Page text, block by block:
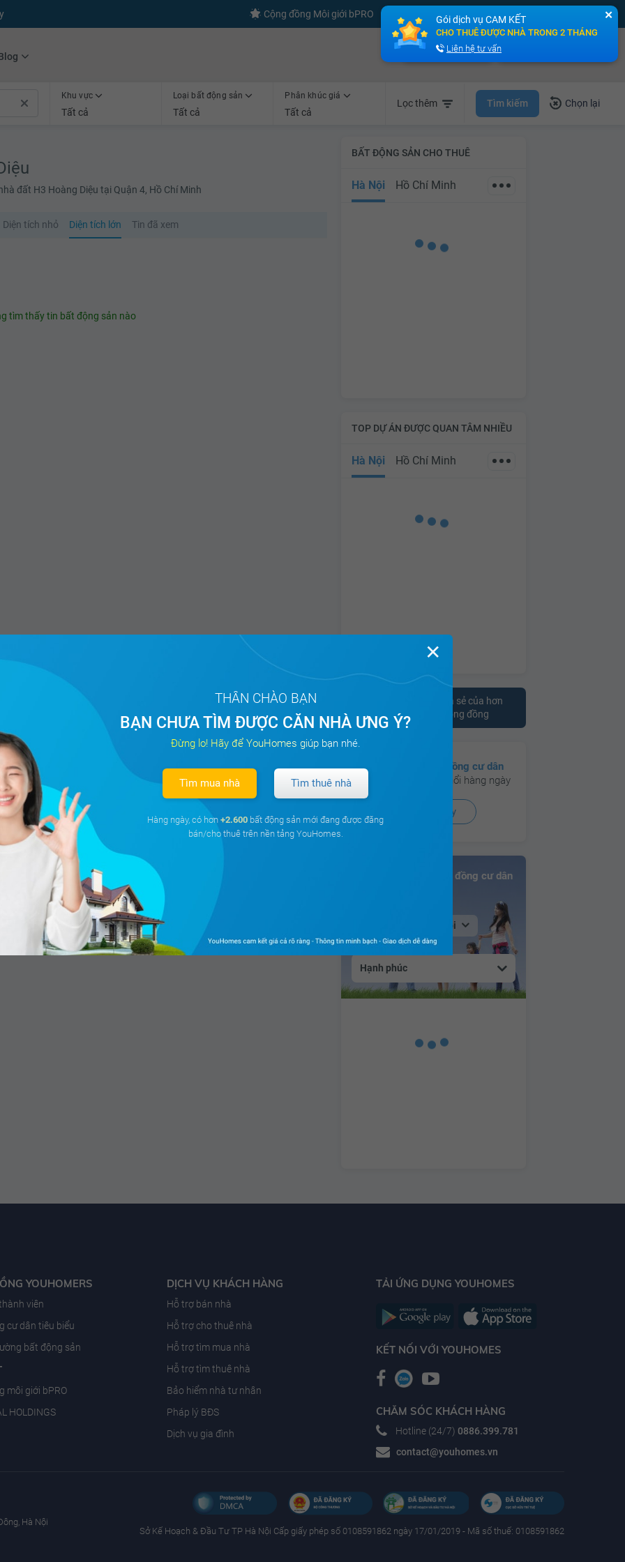
Cộng đồng Môi giới bPRO Đăng tin miễn phí Đăng ký
Bán nhà nhanh
Khu vực
Tất cả
Loại bất động sản
Tất cả
Phân khúc giá
Tất cả
Lọc thêm Tìm kiếm Chọn lại
đất H3 Hoàng Diệu tại Quận 4, Hồ Chí Minh
Diện tích nhỏ Diện tích lớn Tin đã xem
tìm thấy tin bất động sản nào
BẤT ĐỘNG SẢN CHO THUÊ
Hà Nội Hồ Chí Minh
TOP DỰ ÁN ĐƯỢC QUAN TÂM NHIỀU
Hà Nội Hồ Chí Minh
Tham khảo ý kiến chia sẻ của hơn
10.000 cư dân trên cộng đồng
Có hơn
130 cộng đồng cư dân
đang hoạt động sôi nổi hàng ngày
Xem ngay
Bảng xếp hạng Cộng đồng cư dân
Tại Hà Nội
Hạnh phúc
YOUHOMERS
viên
cư dân tiêu biểu
bất động sản
môi giới bPRO
HOLDINGS
DỊCH VỤ KHÁCH HÀNG
Hỗ trợ bán nhà
Hỗ trợ cho thuê nhà
Hỗ trợ tìm mua nhà
Hỗ trợ tìm thuê nhà
Bảo hiểm nhà tư nhân
Pháp lý BĐS
Dịch vụ gia đình
TẢI ỨNG DỤNG YOUHOMES
KẾT NỐI VỚI YOUHOMES
CHĂM SÓC KHÁCH HÀNG
Hotline (24/7) 0886.399.781
contact@youhomes.vn
Hà Nội
Sở Kế Hoạch & Ðầu Tư TP Hà Nội Cấp giấy phép số 0108591862 ngày 17/01/2019 - Mã số thuế: 0108591862
✕
THÂN CHÀO BẠN
BẠN CHƯA TÌM ĐƯỢC CĂN NHÀ ƯNG Ý?
Đừng lo! Hãy để YouHomes giúp bạn nhé.
Tìm mua nhà Tìm thuê nhà
Hàng ngày, có hơn +2.600 bất động sản mới đang được đăng
bán/cho thuê trên nền tảng YouHomes.
✕
Gói dịch vụ CAM KẾT
CHO THUÊ ĐƯỢC NHÀ TRONG 2 THÁNG
Liên hệ tư vấn